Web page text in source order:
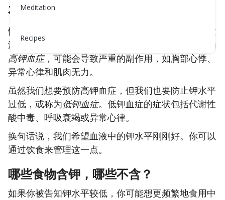
Meditation
Recipes
在CKD中监测钾重要吗？
慢性肾病患者的肾功能减退，这降低了他们从体内过
滤液体和电解质（如钾）的能力。过多的钾，或称为
高钾血症，可能会导致严重的副作用，如胸部心悸、
异常心律和肌肉无力。
虽然我们想要预防高钾血症，但我们也要防止钾水平
过低，或称为低钾血症。低钾血症的症状包括代谢性
酸中毒、呼吸衰竭或异常心律。
换句话说，我们希望血液中的钾水平刚刚好。你可以
通过饮食来管理这一点。
哪些食物含钾，哪些不含？
如果你被告知钾水平较低，你可能想更频繁地食用中